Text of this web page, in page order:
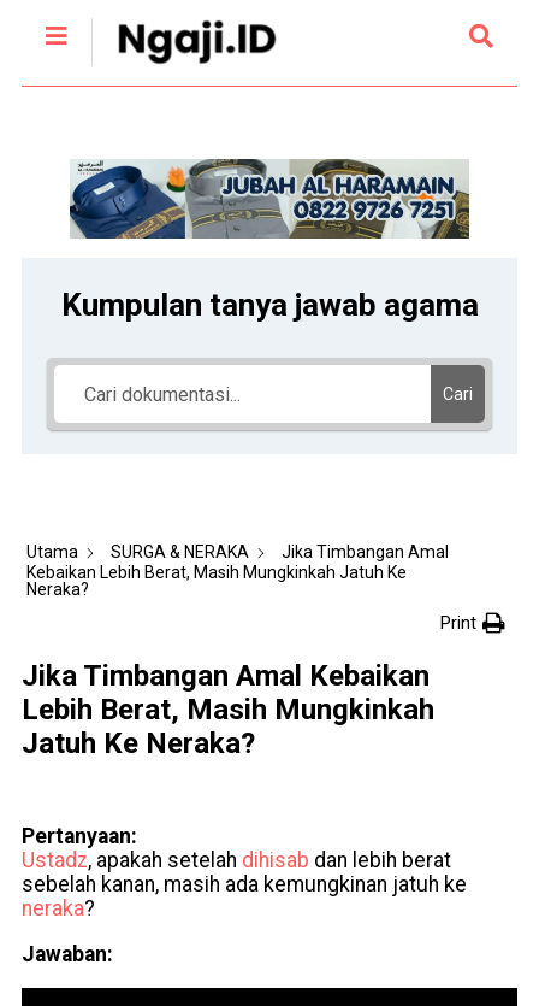
Kumpulan tanya jawab agama
Cari
Utama SURGA & NERAKA
Jika Timbangan Amal
Kebaikan Lebih Berat, Masih Mungkinkah Jatuh Ke
Neraka?
Print
Jika Timbangan Amal Kebaikan
Lebih Berat, Masih Mungkinkah
Jatuh Ke Neraka?
Pertanyaan:
Ustadz, apakah setelah dihisab dan lebih berat
sebelah kanan, masih ada kemungkinan jatuh ke
neraka?
Jawaban: